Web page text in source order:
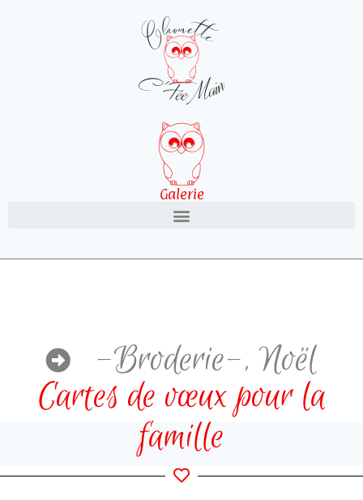
Galerie
-Broderie-, Noël
Cartes de vœux pour la
famille